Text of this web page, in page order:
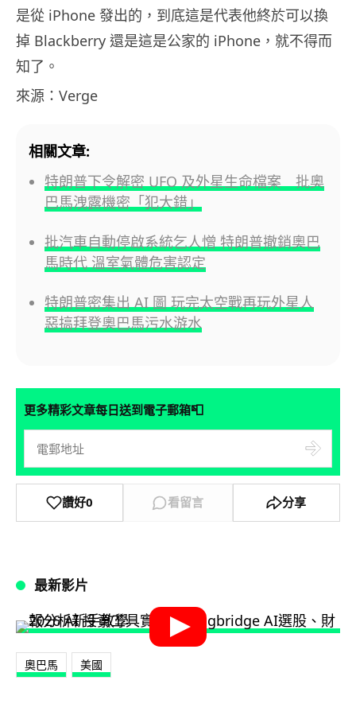
是從 iPhone 發出的，到底這是代表他終於可以換
掉 Blackberry 還是這是公家的 iPhone，就不得而
知了。
來源：Verge
相關文章:
特朗普下令解密 UFO 及外星生命檔案 批奧
巴馬洩露機密「犯大錯」
批汽車自動停啟系統乞人憎 特朗普撤銷奧巴
馬時代 溫室氣體危害認定
特朗普密集出 AI 圖 玩完太空戰再玩外星人
惡搞拜登奧巴馬污水游水
更多精彩文章每日送到電子郵箱📮
讚好0 看留言 分享
最新影片
奧巴馬 美國